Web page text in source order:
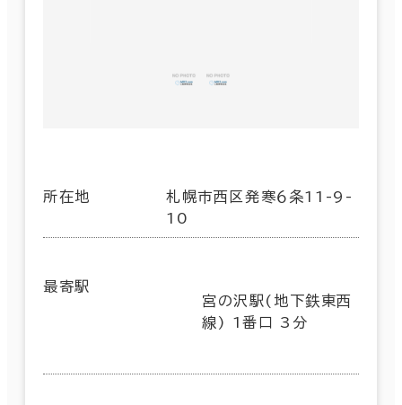
所在地
札幌市西区発寒６条11-9-
10
最寄駅
宮の沢駅(地下鉄東西
線) 1番口 3分